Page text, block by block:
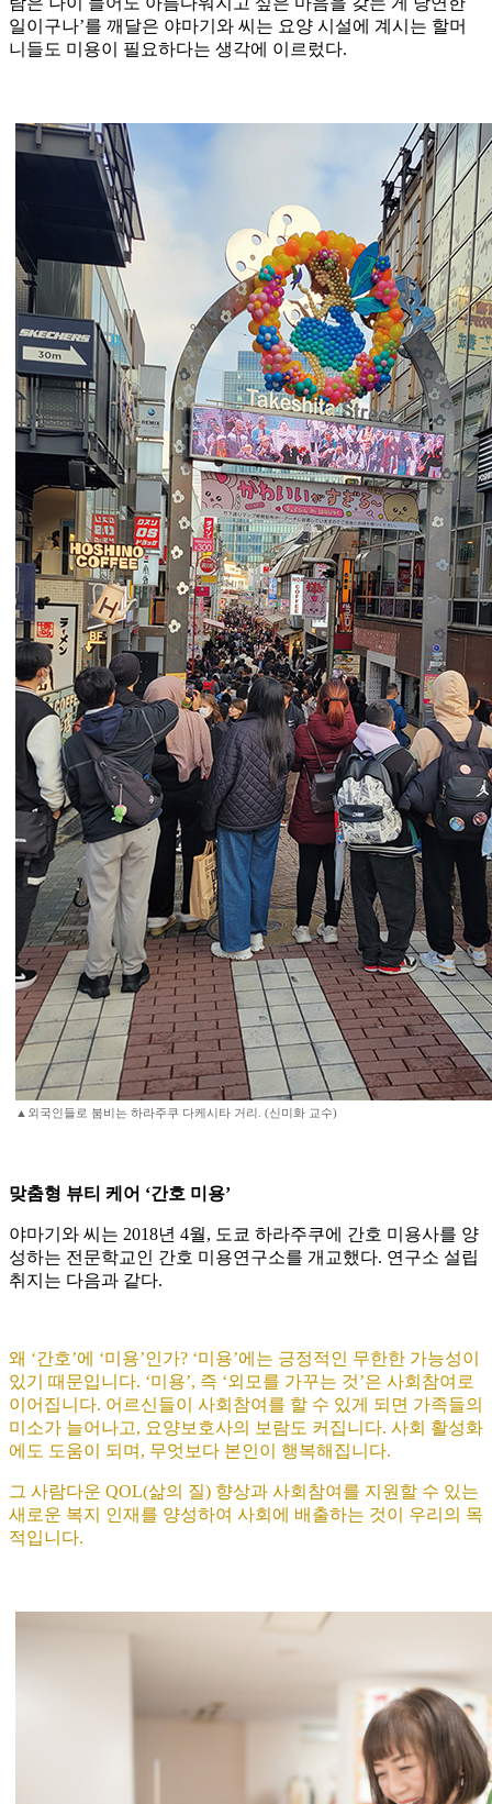
일이구나’를 깨달은 야마기와 씨는 요양 시설에 계시는 할머
니들도 미용이 필요하다는 생각에 이르렀다.
▲외국인들로 붐비는 하라주쿠 다케시타 거리. (신미화 교수)
맞춤형 뷰티 케어 ‘간호 미용’
야마기와 씨는 2018년 4월, 도쿄 하라주쿠에 간호 미용사를 양
성하는 전문학교인 간호 미용연구소를 개교했다. 연구소 설립
취지는 다음과 같다.
왜 ‘간호’에 ‘미용’인가? ‘미용’에는 긍정적인 무한한 가능성이
있기 때문입니다. ‘미용’, 즉 ‘외모를 가꾸는 것’은 사회참여로
이어집니다. 어르신들이 사회참여를 할 수 있게 되면 가족들의
미소가 늘어나고, 요양보호사의 보람도 커집니다. 사회 활성화
에도 도움이 되며, 무엇보다 본인이 행복해집니다.
그 사람다운 QOL(삶의 질) 향상과 사회참여를 지원할 수 있는
새로운 복지 인재를 양성하여 사회에 배출하는 것이 우리의 목
적입니다.